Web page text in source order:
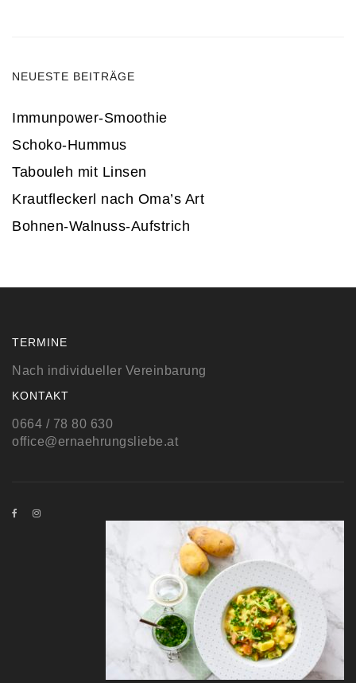
NEUESTE BEITRÄGE
Immunpower-Smoothie
Schoko-Hummus
Tabouleh mit Linsen
Krautfleckerl nach Oma’s Art
Bohnen-Walnuss-Aufstrich
TERMINE
Nach individueller Vereinbarung
KONTAKT
0664 / 78 80 630
office@ernaehrungsliebe.at